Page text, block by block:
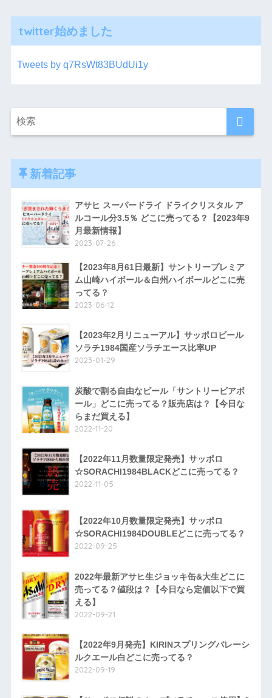
twitter始めました
Tweets by q7RsWt83BUdUi1y
新着記事
アサヒ スーパードライ ドライクリスタル ア
ルコール分3.5％ どこに売ってる？【2023年9
月最新情報】
2023-07-26
【2023年8月61日最新】サントリープレミア
ム山崎ハイボール＆白州ハイボールどこに売
ってる？
2023-06-12
【2023年2月リニューアル】サッポロビール
ソラチ1984国産ソラチエース比率UP
2023-01-29
炭酸で割る自由なビール「サントリービアボ
ール」どこに売ってる？販売店は？【今日な
らまだ買える】
2022-11-20
【2022年11月数量限定発売】サッポロ
☆SORACHI1984BLACKどこに売ってる？
2022-11-05
【2022年10月数量限定発売】サッポロ
☆SORACHI1984DOUBLEどこに売ってる？
2022-09-25
2022年最新アサヒ生ジョッキ缶&大生どこに
売ってる？値段は？【今日なら定価以下で買
える】
2022-09-21
【2022年9月発売】KIRINスプリングバレーシ
ルクエール白どこに売ってる？
2022-09-19